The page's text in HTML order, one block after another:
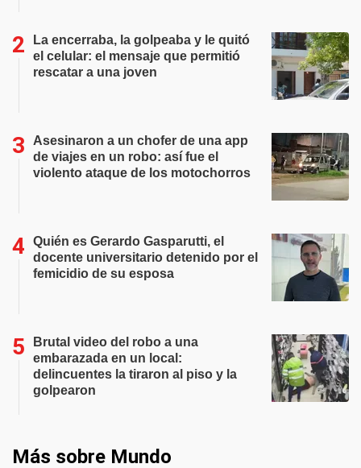
La encerraba, la golpeaba y le quitó
el celular: el mensaje que permitió
rescatar a una joven
Asesinaron a un chofer de una app
de viajes en un robo: así fue el
violento ataque de los motochorros
Quién es Gerardo Gasparutti, el
docente universitario detenido por el
femicidio de su esposa
Brutal video del robo a una
embarazada en un local:
delincuentes la tiraron al piso y la
golpearon
Más sobre Mundo